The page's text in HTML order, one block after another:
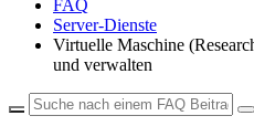
FAQ
Server-Dienste
Virtuelle Maschine
und verwalten